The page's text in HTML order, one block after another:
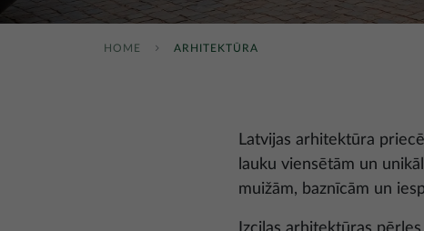
HOME ARHITEKTŪRA
Latvijas arhitektūra
lauku viensētām un
muižām, baznīcām un